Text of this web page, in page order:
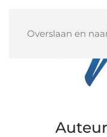
Overslaan en